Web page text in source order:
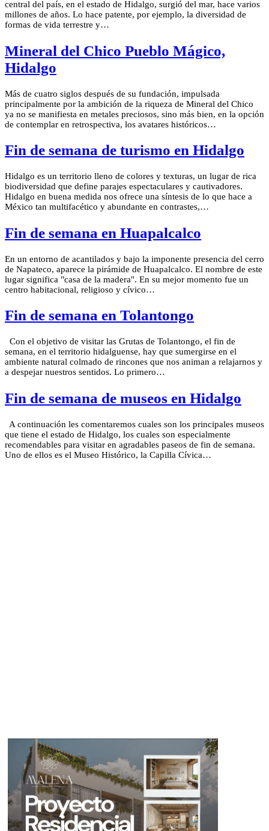
central del país, en el estado de Hidalgo, surgió del mar, hace varios
millones de años. Lo hace patente, por ejemplo, la diversidad de
formas de vida terrestre y…
Mineral del Chico Pueblo Mágico,
Hidalgo
Más de cuatro siglos después de su fundación, impulsada
principalmente por la ambición de la riqueza de Mineral del Chico
ya no se manifiesta en metales preciosos, sino más bien, en la opción
de contemplar en retrospectiva, los avatares históricos…
Fin de semana de turismo en Hidalgo
Hidalgo es un territorio lleno de colores y texturas, un lugar de rica
biodiversidad que define parajes espectaculares y cautivadores.
Hidalgo en buena medida nos ofrece una síntesis de lo que hace a
México tan multifacético y abundante en contrastes,…
Fin de semana en Huapalcalco
En un entorno de acantilados y bajo la imponente presencia del cerro
de Napateco, aparece la pirámide de Huapalcalco. El nombre de este
lugar significa "casa de la madera". En su mejor momento fue un
centro habitacional, religioso y cívico…
Fin de semana en Tolantongo
Con el objetivo de visitar las Grutas de Tolantongo, el fin de
semana, en el territorio hidalguense, hay que sumergirse en el
ambiente natural colmado de rincones que nos animan a relajarnos y
a despejar nuestros sentidos. Lo primero…
Fin de semana de museos en Hidalgo
A continuación les comentaremos cuales son los principales museos
que tiene el estado de Hidalgo, los cuales son especialmente
recomendables para visitar en agradables paseos de fin de semana.
Uno de ellos es el Museo Histórico, la Capilla Cívica…